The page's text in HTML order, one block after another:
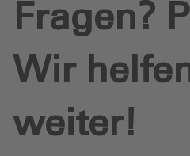
Fragen?
Wir
weiter!